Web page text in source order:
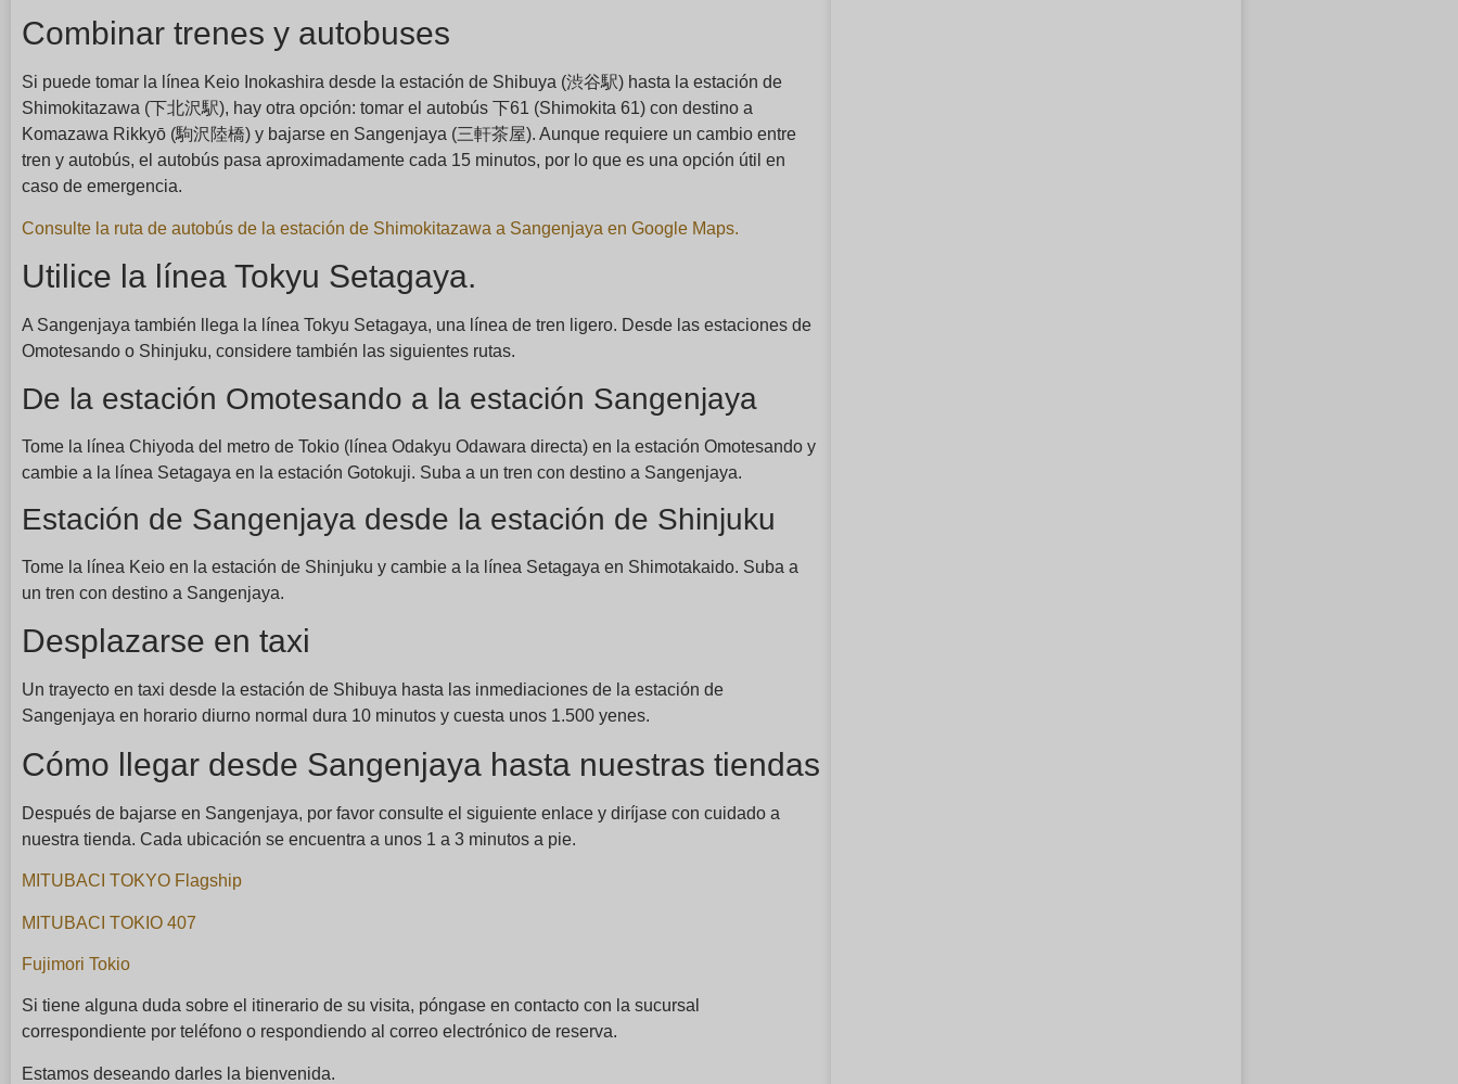
Combinar trenes y autobuses
Si puede tomar la línea Keio Inokashira desde la estación de Shibuya (渋谷駅) hasta la estación de
Shimokitazawa (下北沢駅), hay otra opción: tomar el autobús 下61 (Shimokita 61) con destino a
Komazawa Rikkyō (駒沢陸橋) y bajarse en Sangenjaya (三軒茶屋). Aunque requiere un cambio entre
tren y autobús, el autobús pasa aproximadamente cada 15 minutos, por lo que es una opción útil en
caso de emergencia.
Consulte la ruta de autobús de la estación de Shimokitazawa a Sangenjaya en Google Maps.
Utilice la línea Tokyu Setagaya.
A Sangenjaya también llega la línea Tokyu Setagaya, una línea de tren ligero. Desde las estaciones de
Omotesando o Shinjuku, considere también las siguientes rutas.
De la estación Omotesando a la estación Sangenjaya
Tome la línea Chiyoda del metro de Tokio (línea Odakyu Odawara directa) en la estación Omotesando y
cambie a la línea Setagaya en la estación Gotokuji. Suba a un tren con destino a Sangenjaya.
Estación de Sangenjaya desde la estación de Shinjuku
Tome la línea Keio en la estación de Shinjuku y cambie a la línea Setagaya en Shimotakaido. Suba a
un tren con destino a Sangenjaya.
Desplazarse en taxi
Un trayecto en taxi desde la estación de Shibuya hasta las inmediaciones de la estación de
Sangenjaya en horario diurno normal dura 10 minutos y cuesta unos 1.500 yenes.
Cómo llegar desde Sangenjaya hasta nuestras tiendas
Después de bajarse en Sangenjaya, por favor consulte el siguiente enlace y diríjase con cuidado a
nuestra tienda. Cada ubicación se encuentra a unos 1 a 3 minutos a pie.
MITUBACI TOKYO Flagship
MITUBACI TOKIO 407
Fujimori Tokio
Si tiene alguna duda sobre el itinerario de su visita, póngase en contacto con la sucursal
correspondiente por teléfono o respondiendo al correo electrónico de reserva.
Estamos deseando darles la bienvenida.